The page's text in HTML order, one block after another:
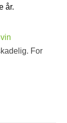
år.
For